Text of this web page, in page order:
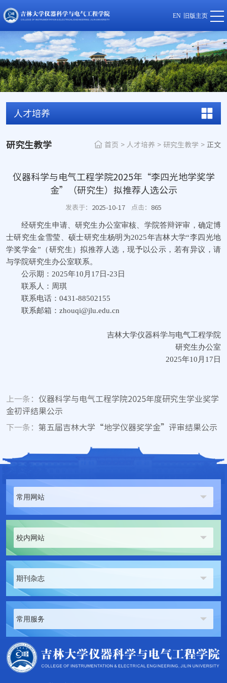
EN 旧版主页
人才培养
研究生教学 首页 > 人才培养 > 研究生教学 > 正文
仪器科学与电气工程学院2025年“李四光地学奖学
金”（研究生）拟推荐人选公示
发表于： 2025-10-17 点击： 865
经研究生申请、研究生办公室审核、学院答辩评审，确定博
士研究生金雪莹、硕士研究生杨明为2025年吉林大学“李四光地
学奖学金”（研究生）拟推荐人选，现予以公示， 若有异议，请
与学院研究生办公室联系。
公示期：2025年10月17日-23日
联系人：周琪
联系电话：0431-88502155
联系邮箱：zhouqi@jlu.edu.cn
吉林大学仪器科学与电气工程学院
研究生办公室
2025年10月17日
上一条： 仪器科学与电气工程学院2025年度研究生学业奖学
金初评结果公示
下一条： 第五届吉林大学“地学仪器奖学金”评审结果公示
常用网站
校内网站
期刊杂志
常用服务